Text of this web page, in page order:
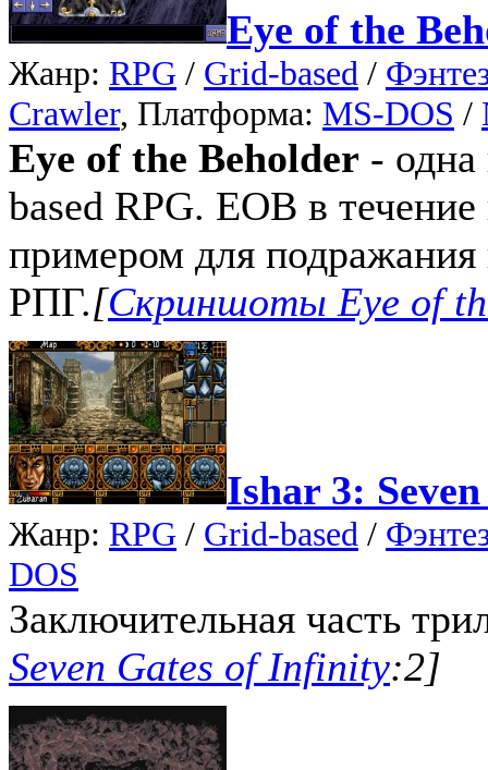
Eye of the
Жанр: RPG / Grid-based /
Crawler, Платформа: MS-DOS /
Eye of the Beholder - одна
based RPG. EOB в
примером для
РПГ.[Скриншоты Eye of
Ishar 3:
Жанр: RPG / Grid-based /
DOS
Заключительная часть
Seven Gates of Infinity:2]